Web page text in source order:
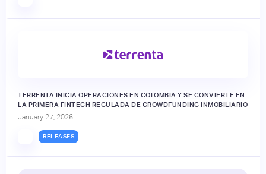
TERRENTA INICIA OPERACIONES EN COLOMBIA Y SE CONVIERTE EN
LA PRIMERA FINTECH REGULADA DE CROWDFUNDING INMOBILIARIO
January 27, 2026
RELEASES